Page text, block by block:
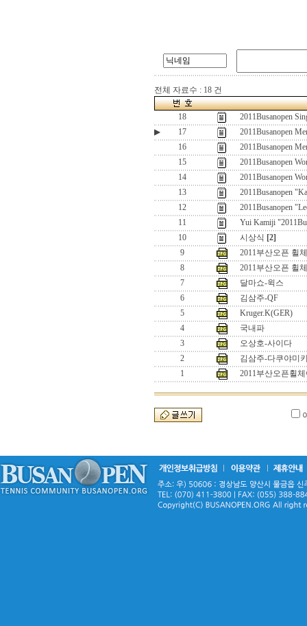
전체 자료수 : 18 건
18
2011Busanopen
▶
17
2011Busanopen
16
2011Busanopen
15
2011Busanopen
14
2011Busanopen
13
2011Busanopen
12
2011Busanopen
11
Yui Kamiji
10
시상식 [2]
9
2011부산오픈 휠
8
2011부산오픈 휠
7
달마쇼-윅스
6
김삼주-QF
5
Kruger.K(GER)
4
국내파
3
오상호-사이다
2
김삼주-다쿠야미
1
2011부산오픈휠